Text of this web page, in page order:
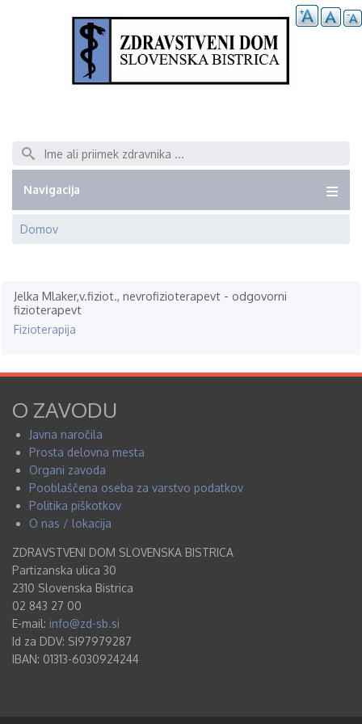
Išči
Navigacija
Breadcrumb
Domov
Jelka Mlaker,v.fiziot., nevrofizioterapevt - odgovorni
fizioterapevt
Fizioterapija
O ZAVODU
Javna naročila
Prosta delovna mesta
Organi zavoda
Pooblaščena oseba za varstvo podatkov
Politika piškotkov
O nas / lokacija
ZDRAVSTVENI DOM SLOVENSKA BISTRICA
Partizanska ulica 30
2310 Slovenska Bistrica
02 843 27 00
E-mail: info@zd-sb.si
Id za DDV: SI97979287
IBAN: 01313-6030924244